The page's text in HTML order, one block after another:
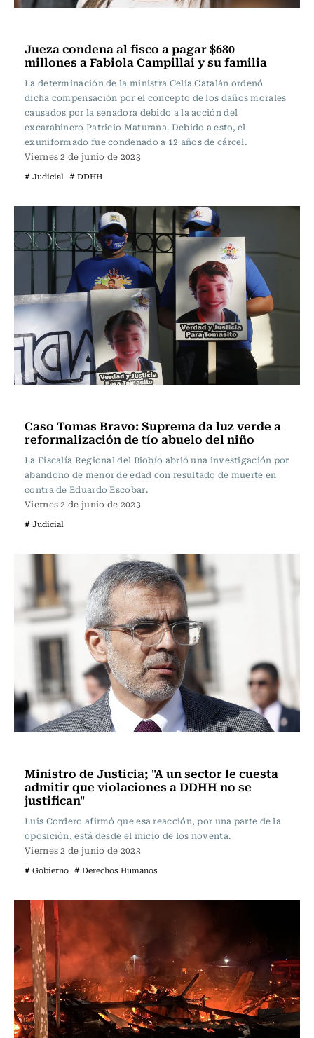
Jueza condena al fisco a pagar $680
millones a Fabiola Campillai y su familia
La determinación de la ministra Celia Catalán ordenó
dicha compensación por el concepto de los daños morales
causados por la senadora debido a la acción del
excarabinero Patricio Maturana. Debido a esto, el
exuniformado fue condenado a 12 años de cárcel.
Viernes 2 de junio de 2023
# Judicial # DDHH
Caso Tomas Bravo: Suprema da luz verde a
reformalización de tío abuelo del niño
La Fiscalía Regional del Biobío abrió una investigación por
abandono de menor de edad con resultado de muerte en
contra de Eduardo Escobar.
Viernes 2 de junio de 2023
# Judicial
Ministro de Justicia; "A un sector le cuesta
admitir que violaciones a DDHH no se
justifican"
Luis Cordero afirmó que esa reacción, por una parte de la
oposición, está desde el inicio de los noventa.
Viernes 2 de junio de 2023
# Gobierno # Derechos Humanos